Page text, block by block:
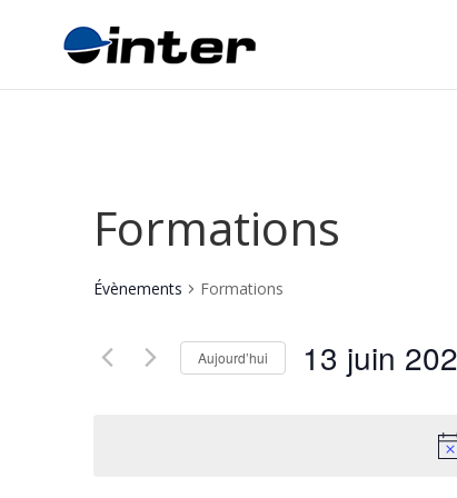
Formations
Évènements Formations
Aujourd’hui 13 juin